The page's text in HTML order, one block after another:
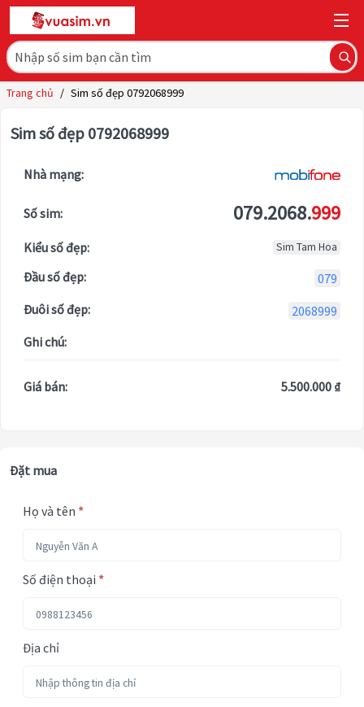
Trang chủ / Sim số đẹp 0792068999
Sim số đẹp 0792068999
Nhà mạng:
Số sim: 079.2068.999
Kiểu số đẹp: Sim Tam Hoa
Đầu số đẹp:
079
Đuôi số đẹp:
2068999
Ghi chú:
Giá bán: 5.500.000 ₫
Đặt mua
Họ và tên *
Số điện thoại *
Địa chỉ